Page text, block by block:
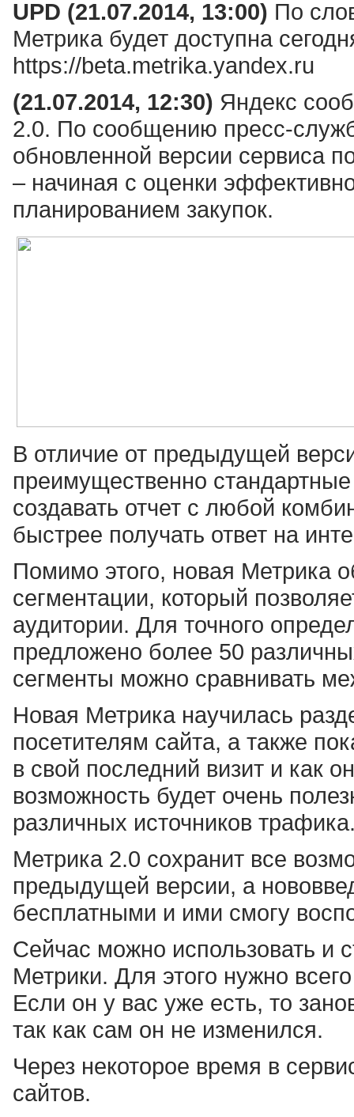
UPD (21.07.2014, 13:00) По
Метрика будет доступна
https://beta.metrika.yandex.ru
(21.07.2014, 12:30) Яндекс
2.0. По сообщению пресс-
обновленной версии сервиса
– начиная с оценки
планированием закупок.
В отличие от предыдущей
преимущественно
создавать отчет с любой
быстрее получать ответ на
Помимо этого, новая Метрика
сегментации, который
аудитории. Для точного
предложено более 50
сегменты можно сравнивать
Новая Метрика научилась
посетителям сайта, а также
в свой последний визит и как
возможность будет очень
различных источников
Метрика 2.0 сохранит все
предыдущей версии, а
бесплатными и ими смогу
Сейчас можно использовать и
Метрики. Для этого нужно
Если он у вас уже есть, то
так как сам он не изменился.
Через некоторое время в
сайтов.